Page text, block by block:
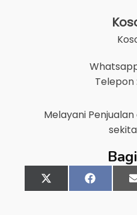
Telepon
Melayani
Share
on
X
(Twitter)
Share
on